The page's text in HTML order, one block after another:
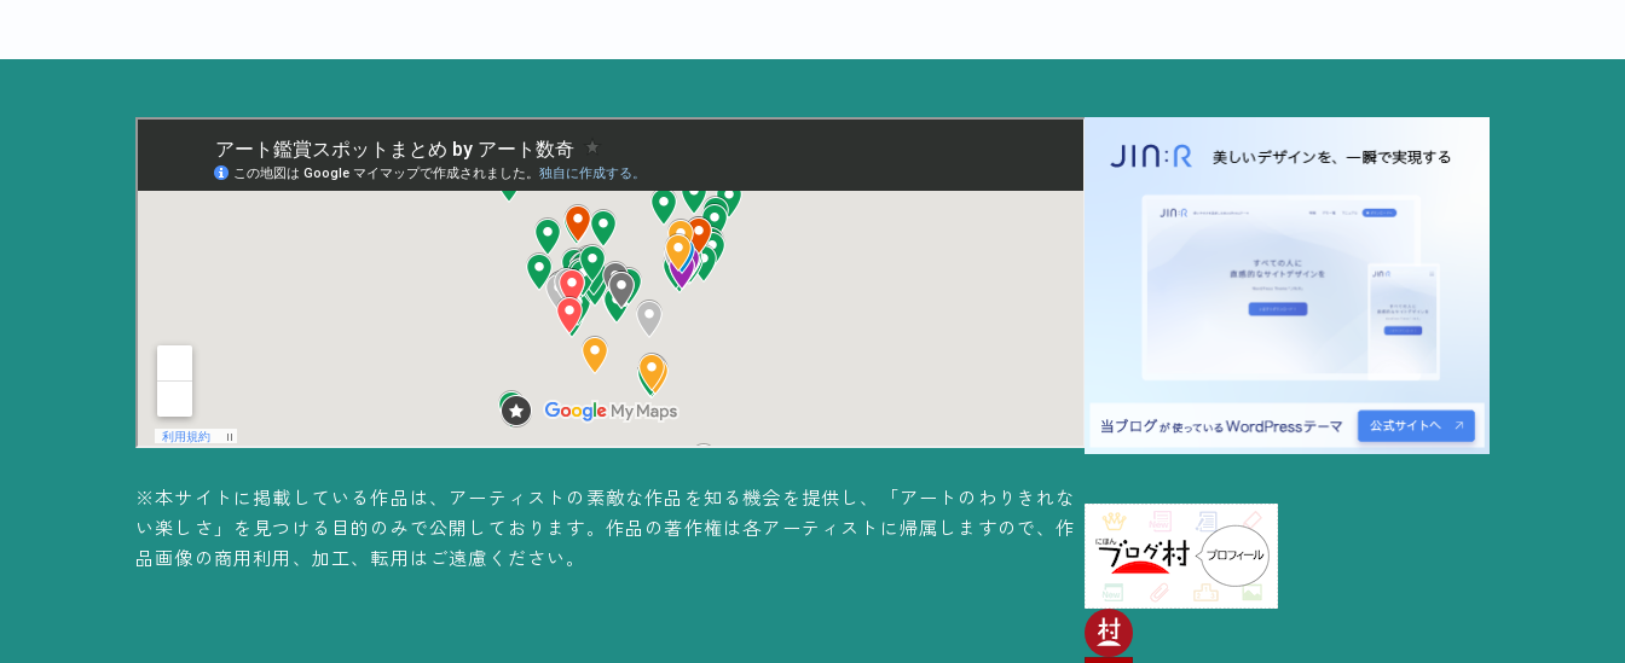
※本サイトに掲載している作品は、アーティストの素敵な作品を知る機会を提供し、「アートのわりきれな
い楽しさ」を見つける目的のみで公開しております。作品の著作権は各アーティストに帰属しますので、作
品画像の商用利用、加工、転用はご遠慮ください。